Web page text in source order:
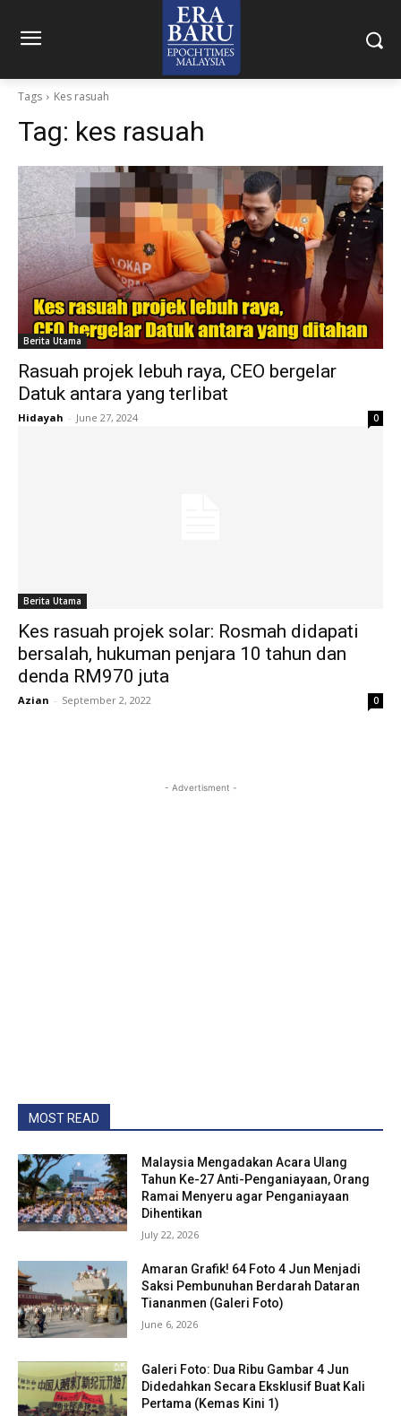
Tags Kes rasuah
Tag: kes rasuah
Berita Utama
Rasuah projek lebuh raya, CEO bergelar
Datuk antara yang terlibat
Hidayah - June 27, 2024 0
Berita Utama
Kes rasuah projek solar: Rosmah didapati
bersalah, hukuman penjara 10 tahun dan
denda RM970 juta
Azian - September 2, 2022 0
- Advertisment -
MOST READ
Malaysia Mengadakan Acara Ulang
Tahun Ke-27 Anti-Penganiayaan, Orang
Ramai Menyeru agar Penganiayaan
Dihentikan
July 22, 2026
Amaran Grafik! 64 Foto 4 Jun Menjadi
Saksi Pembunuhan Berdarah Dataran
Tiananmen (Galeri Foto)
June 6, 2026
Galeri Foto: Dua Ribu Gambar 4 Jun
Didedahkan Secara Eksklusif Buat Kali
Pertama (Kemas Kini 1)